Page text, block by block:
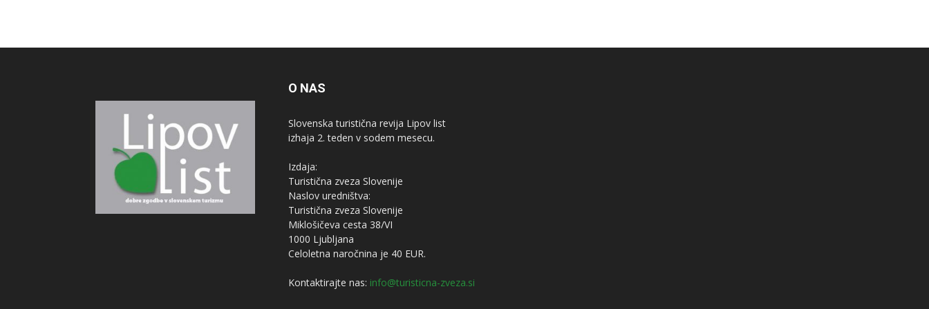
O NAS
Slovenska turistična revija Lipov list
izhaja 2. teden v sodem mesecu.
Izdaja:
Turistična zveza Slovenije
Naslov uredništva:
Turistična zveza Slovenije
Miklošičeva cesta 38/VI
1000 Ljubljana
Celoletna naročnina je 40 EUR.
Kontaktirajte nas: info@turisticna-zveza.si